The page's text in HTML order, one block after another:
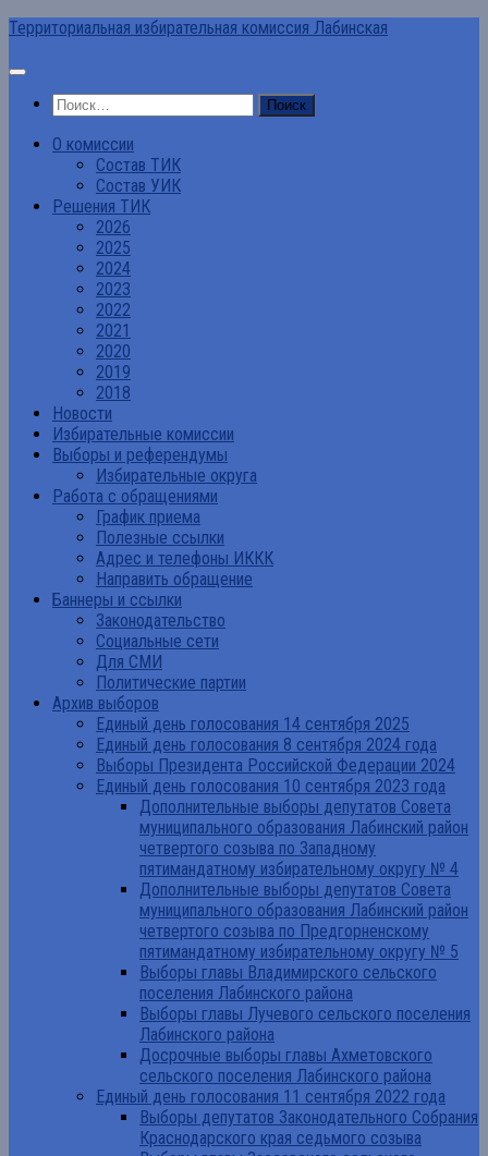
Перейти
содержимому
Территориальная избирательная комиссия Лабинская
Найти:
О комиссии
Состав ТИК
Состав УИК
Решения ТИК
2026
2025
2024
2023
2022
2021
2020
2019
2018
Новости
Избирательные комиссии
Выборы и референдумы
Избирательные округа
Работа с обращениями
График приема
Полезные ссылки
Адрес и телефоны ИККК
Направить обращение
Баннеры и ссылки
Законодательство
Социальные сети
Для СМИ
Политические партии
Архив выборов
Единый день голосования 14 сентября 2025
Единый день голосования 8 сентября 2024 года
Выборы Президента Российской Федерации 2024
Единый день голосования 10 сентября 2023 года
Дополнительные выборы депутатов Совета
муниципального образования Лабинский район
четвертого созыва по Западному
пятимандатному избирательному округу № 4
Дополнительные выборы депутатов Совета
муниципального образования Лабинский район
четвертого созыва по Предгорненскому
пятимандатному избирательному округу № 5
Выборы главы Владимирского сельского
поселения Лабинского района
Выборы главы Лучевого сельского поселения
Лабинского района
Досрочные выборы главы Ахметовского
сельского поселения Лабинского района
Единый день голосования 11 сентября 2022 года
Выборы депутатов Законодательного Собрания
Краснодарского края седьмого созыва